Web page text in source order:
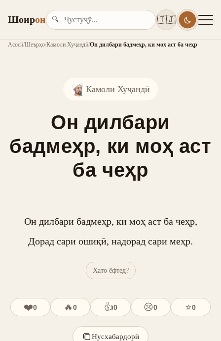
Шоирон 🔍 🇹🇯
Асосӣ/Шеърҳо/Камоли Хуҷандӣ/Он дилбари бадмеҳр, ки моҳ аст ба чеҳр
Камоли Хуҷандӣ
Он дилбари
бадмеҳр, ки моҳ аст
ба чеҳр
Он дилбари бадмеҳр, ки моҳ аст ба чеҳр,
Дорад сари ошиқӣ, надорад сари меҳр.
Хато ёфтед?
❤️0 🔥0 👍0 😢0 ⭐0
Нусхабардорӣ